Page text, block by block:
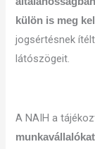
külön is meg
jogsértésnek
látószögeit.
A NAIH a